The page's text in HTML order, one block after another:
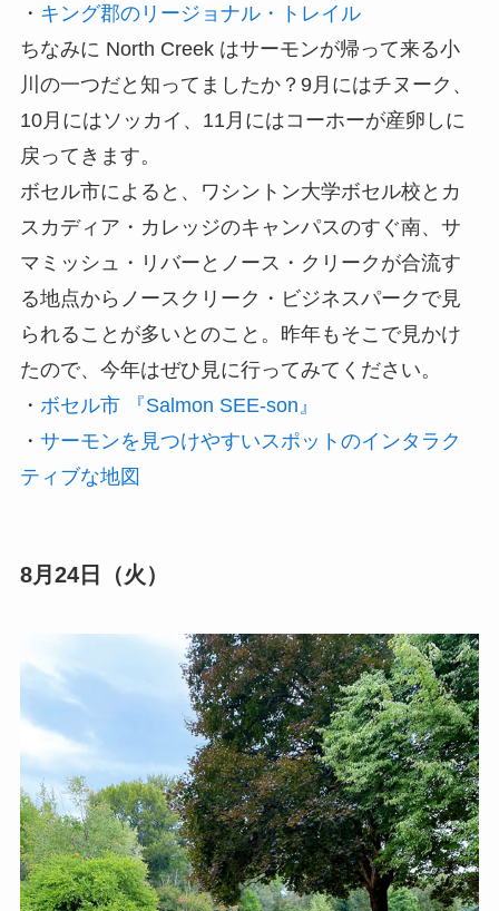
・ キング郡のリージョナル・トレイル
ちなみに North Creek はサーモンが帰って来る小
川の一つだと知ってましたか？9月にはチヌーク、
10月にはソッカイ、11月にはコーホーが産卵しに
戻ってきます。
ボセル市によると、ワシントン大学ボセル校とカ
スカディア・カレッジのキャンパスのすぐ南、サ
マミッシュ・リバーとノース・クリークが合流す
る地点からノースクリーク・ビジネスパークで見
られることが多いとのこと。昨年もそこで見かけ
たので、今年はぜひ見に行ってみてください。
・ ボセル市 『Salmon SEE-son』
・ サーモンを見つけやすいスポットのインタラク
ティブな地図
8月24日（火）